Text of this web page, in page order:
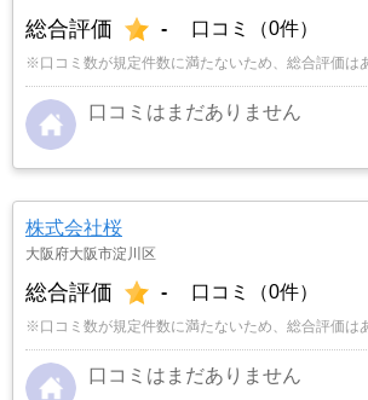
総合評価 - 口コミ（0件）
※口コミ数が規定件数に満たないため、総合評価は
口コミはまだありません
株式会社桜
大阪府大阪市淀川区
総合評価 - 口コミ（0件）
※口コミ数が規定件数に満たないため、総合評価は
口コミはまだありません